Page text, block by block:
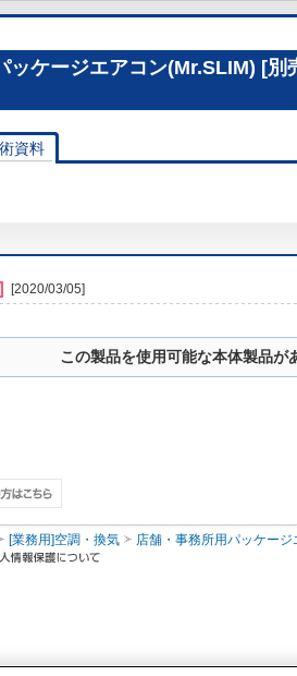
ッケージエアコン(Mr.SLIM) [
資料
[2020/03/05]
この製品を使用可能な本体製品が
[業務用]空調・換気 店舗・事務所用パッケージ